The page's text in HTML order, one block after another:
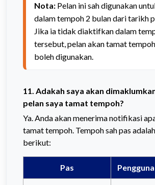
Nota: Pelan ini sah digunakan
dalam tempoh 2 bulan dari tarikh
Jika ia tidak diaktifkan dalam
tersebut, pelan akan tamat
boleh digunakan.
11. Adakah saya akan
pelan saya tamat tempoh?
Ya. Anda akan menerima notifikasi
tamat tempoh. Tempoh sah pas
berikut:
Pas